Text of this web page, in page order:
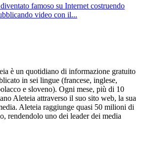
famoso su Internet costruendo
video con il...
è un quotidiano di informazione gratuito
in sei lingue (francese, inglese,
e sloveno). Ogni mese, più di 10
Aleteia attraverso il suo sito web, la sua
Aleteia raggiunge quasi 50 milioni di
rendendolo uno dei leader dei media